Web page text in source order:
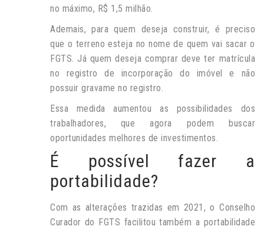
no máximo, R$ 1,5 milhão.
Ademais, para quem deseja construir, é preciso
que o terreno esteja no nome de quem vai sacar o
FGTS. Já quem deseja comprar deve ter matrícula
no registro de incorporação do imóvel e não
possuir gravame no registro.
Essa medida aumentou as possibilidades dos
trabalhadores, que agora podem buscar
oportunidades melhores de investimentos.
É possível fazer a
portabilidade?
Com as alterações trazidas em 2021, o Conselho
Curador do FGTS facilitou também a portabilidade